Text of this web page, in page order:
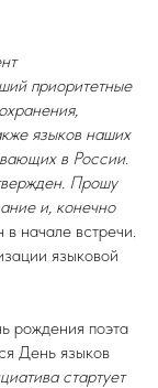
приоритетные
языков наших
в России.
Прошу
и, конечно
начале встречи.
языковой
рождения поэта
День языков
стартует